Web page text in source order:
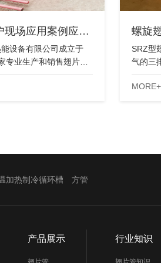
现场应用案例应…
设备有限公司成立于
专业生产和销售翅片…
螺旋
SRZ型
气的三
MORE+
加热制冷循环槽 方管
产品展示 行业知识